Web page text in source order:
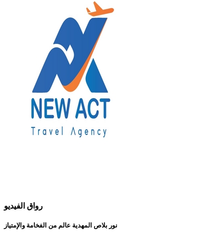
رواق الفيديو
نور بلاص المهدية عالم من الفخامة والإمتياز